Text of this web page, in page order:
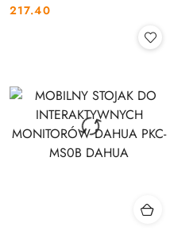
Cena:
217.40